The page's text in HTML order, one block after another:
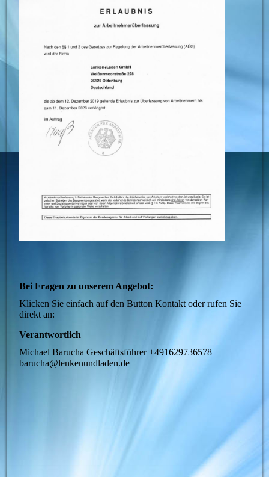
Bei Fragen zu unserem Angebot:
Klicken Sie einfach auf den Button Kontakt oder rufen Sie
direkt an:
Verantwortlich
Michael Barucha Geschäftsführer +491629736578
barucha@lenkenundladen.de